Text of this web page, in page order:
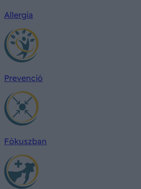
Allergia
Prevenció
Fókuszban